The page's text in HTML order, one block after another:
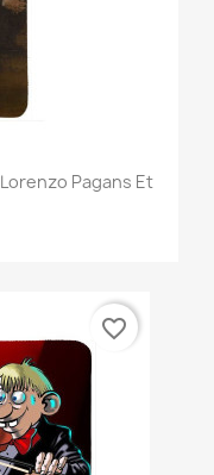
Pagans Et
favorite_border